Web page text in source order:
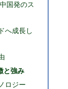
国発のス
へ成長し
と強み
ロジー